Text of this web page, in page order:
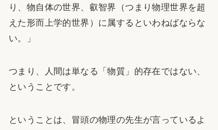
り、物自体の世界、叡智界（つまり物理世界を超
えた形而上学的世界）に属するといわねばならな
い。」
つまり、人間は単なる「物質」的存在ではない、
ということです。
ということは、冒頭の物理の先生が言っているよ